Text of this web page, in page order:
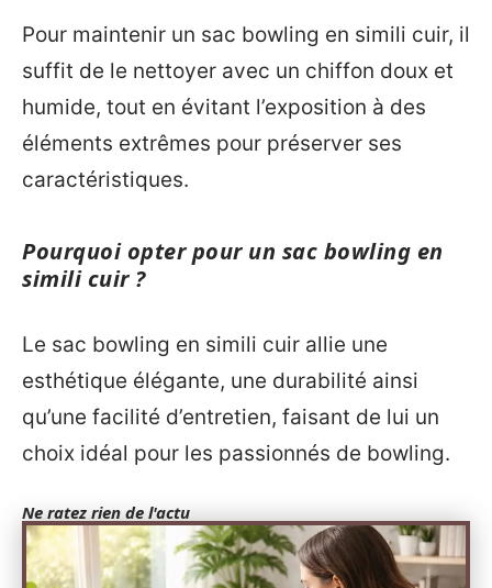
Pour maintenir un sac bowling en simili cuir, il
suffit de le nettoyer avec un chiffon doux et
humide, tout en évitant l’exposition à des
éléments extrêmes pour préserver ses
caractéristiques.
Pourquoi opter pour un sac bowling en
simili cuir ?
Le sac bowling en simili cuir allie une
esthétique élégante, une durabilité ainsi
qu’une facilité d’entretien, faisant de lui un
choix idéal pour les passionnés de bowling.
Ne ratez rien de l'actu